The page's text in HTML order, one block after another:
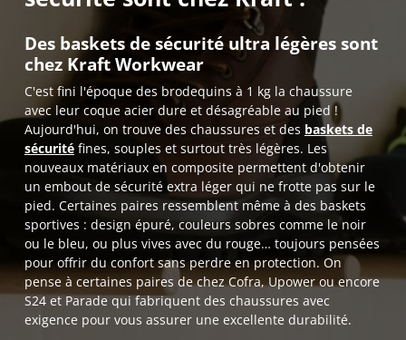
Des baskets de sécurité ultra légères sont
chez Kraft Workwear
C'est fini l'époque des brodequins à 1 kg la chaussure
avec leur coque acier dure et désagréable au pied !
Aujourd'hui, on trouve des chaussures et des baskets de
sécuritéfines, souples et surtout très légères. Les
nouveaux matériaux en composite permettent d'obtenir
un embout de sécurité extra léger qui ne frotte pas sur le
pied. Certaines paires ressemblent même à des baskets
sportives : design épuré, couleurs sobres comme le noir
ou le bleu, ou plus vives avec du rouge… toujours pensées
pour offrir du confort sans perdre en protection. On
pense à certaines paires de chez Cofra, Upower ou encore
S24 et Parade qui fabriquent des chaussures avec
exigence pour vous assurer une excellente durabilité.